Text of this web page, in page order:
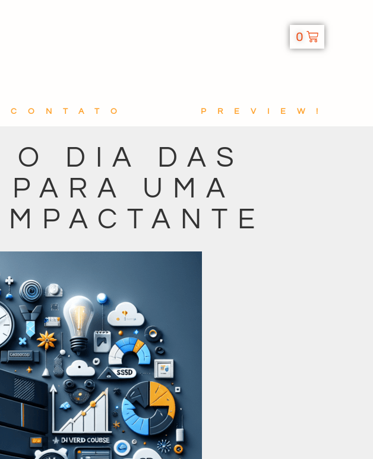
0
CONTATO PREVIEW!
O DIA DAS
UMA